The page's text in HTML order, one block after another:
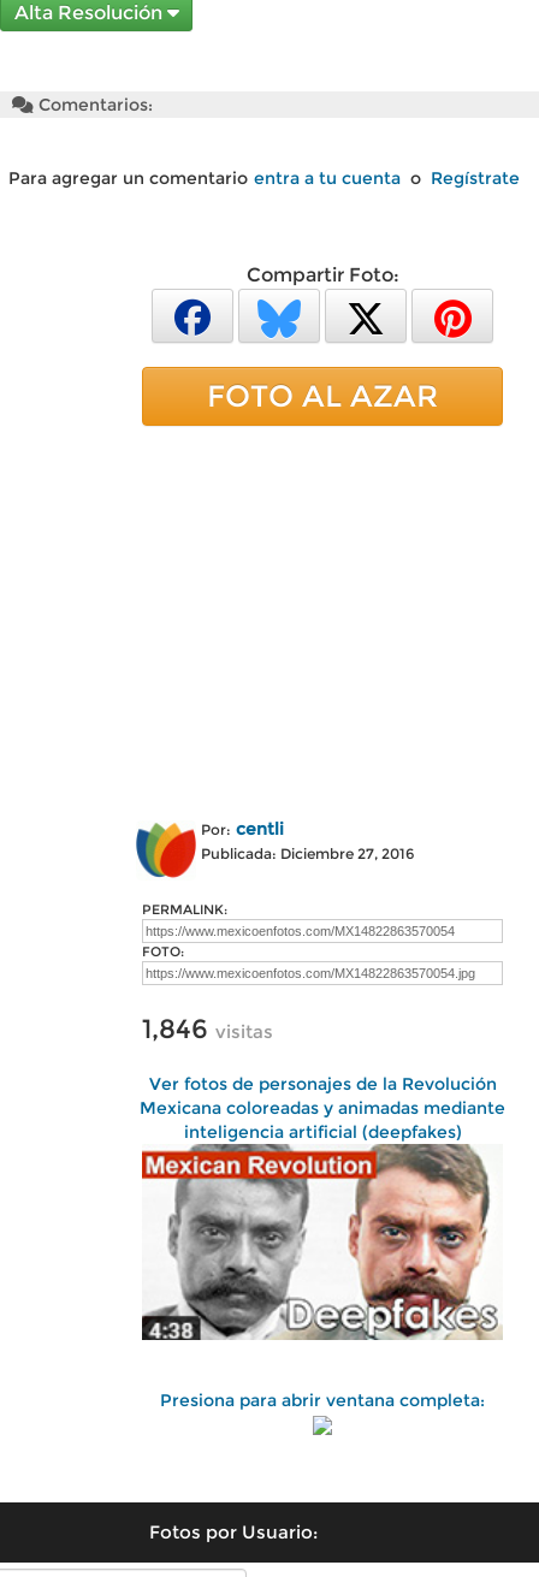
Alta Resolución
Comentarios:
Para agregar un comentario entra a tu cuenta o Regístrate
Compartir Foto:
FOTO AL AZAR
Por: centli
Publicada: Diciembre 27, 2016
PERMALINK:
FOTO:
1,846 visitas
Ver fotos de personajes de la Revolución
Mexicana coloreadas y animadas mediante
inteligencia artificial (deepfakes)
Presiona para abrir ventana completa:
Fotos por Usuario: